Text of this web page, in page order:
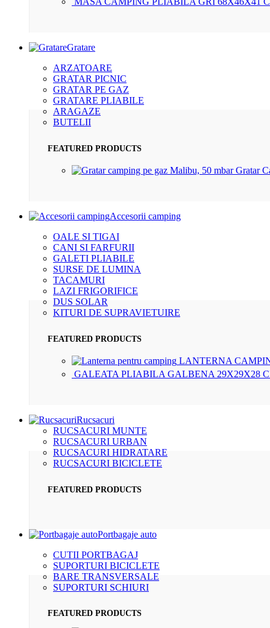
Gratare
ARZATOARE
GRATAR PICNIC
GRATAR PE GAZ
GRATARE PLIABILE
ARAGAZE
BUTELII
FEATURED PRODUCTS
Gratar
Accesorii camping
OALE SI TIGAI
CANI SI FARFURII
GALETI PLIABILE
SURSE DE LUMINA
TACAMURI
LAZI FRIGORIFICE
DUS SOLAR
KITURI DE SUPRAVIETUIRE
FEATURED PRODUCTS
LANTERNA
GALEATA PLIABILA GALBENA 29X29X28
Rucsacuri
RUCSACURI MUNTE
RUCSACURI URBAN
RUCSACURI HIDRATARE
RUCSACURI BICICLETE
FEATURED PRODUCTS
Portbagaje auto
CUTII PORTBAGAJ
SUPORTURI BICICLETE
BARE TRANSVERSALE
SUPORTURI SCHIURI
FEATURED PRODUCTS